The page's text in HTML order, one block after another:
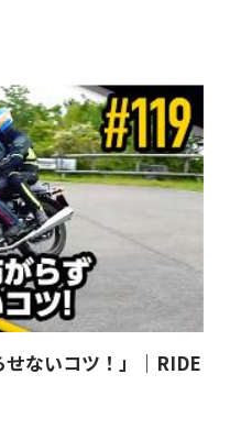
せないコツ！」｜RIDE